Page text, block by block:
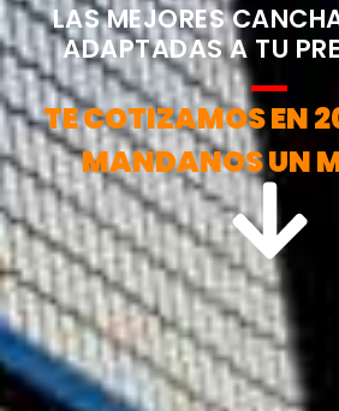
LAS MEJORES
ADAPTADAS A TU
TE COTIZAMOS EN
MANDANOS UN